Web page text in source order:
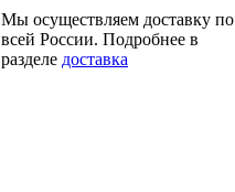
Мы осуществляем доставку по
всей России. Подробнее в
разделе доставка